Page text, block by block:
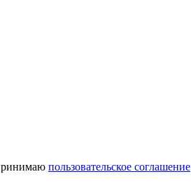
пользовательское соглашение